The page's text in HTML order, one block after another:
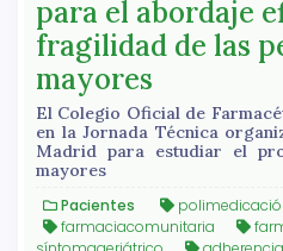
para el abordaje
fragilidad de las
mayores
El Colegio Oficial de
en la Jornada Técnica
Madrid para estudiar el
mayores
Pacientes
farmaciacomunitaria